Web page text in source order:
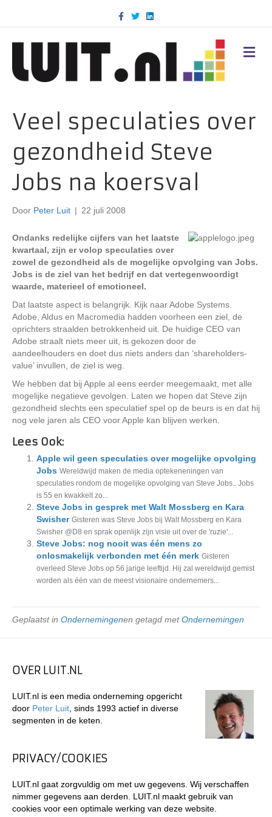
c
k
T
w
i
n
d
M
E
Veel speculaties over
gezondheid Steve
Jobs na koersval
Door Peter Luit | 22 juli 2008
Ondanks redelijke cijfers van het laatste
kwartaal, zijn er volop speculaties over
zowel de gezondheid als de mogelijke opvolging van Jobs.
Jobs is de ziel van het bedrijf en dat vertegenwoordigt
waarde, materieel of emotioneel.
Dat laatste aspect is belangrijk. Kijk naar Adobe Systems.
Adobe, Aldus en Macromedia hadden voorheen een ziel, de
oprichters straalden betrokkenheid uit. De huidige CEO van
Adobe straalt niets meer uit, is gekozen door de
aandeelhouders en doet dus niets anders dan ‘shareholders-
value’ invullen, de ziel is weg.
We hebben dat bij Apple al eens eerder meegemaakt, met alle
mogelijke negatieve gevolgen. Laten we hopen dat Steve zijn
gezondheid slechts een speculatief spel op de beurs is en dat hij
nog vele jaren als CEO voor Apple kan blijven werken.
Lees Ook:
Apple wil geen speculaties over mogelijke opvolging
Jobs Wereldwijd maken de media optekeneningen van
speculaties rondom de mogelijke opvolging van Steve Jobs.. Jobs
is 55 en kwakkelt zo...
Steve Jobs in gesprek met Walt Mossberg en Kara
Swisher Gisteren was Steve Jobs bij Walt Mossberg en Kara
Swisher @D8 en sprak openlijk zijn visie uit over de 'ruzie'...
Steve Jobs: nog nooit was één mens zo
onlosmakelijk verbonden met één merk Gisteren
overleed Steve Jobs op 56 jarige leeftijd. Hij zal wereldwijd gemist
worden als één van de meest visionaire ondernemers...
Geplaatst in Ondernemingenen getagd metOndernemingen
OVER LUIT.NL
LUIT.nl is een media onderneming opgericht
door Peter Luit , sinds 1993 actief in diverse
segmenten in de keten.
PRIVACY/COOKIES
LUIT.nl gaat zorgvuldig om met uw gegevens. Wij verschaffen
nimmer gegevens aan derden. LUIT.nl maakt gebruik van
cookies voor een optimale werking van deze website.